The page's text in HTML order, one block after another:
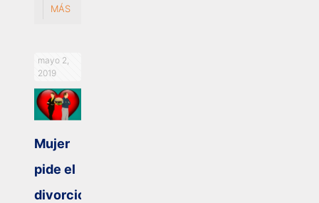
MÁS
mayo 2,
2019
Mujer
pide el
divorcio